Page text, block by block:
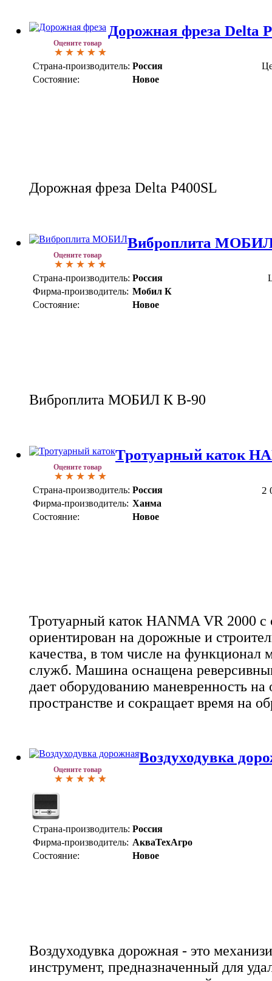
Оцените товар
Дорожная фреза Delta
Страна-производитель: Россия
Состояние:
Новое
Дорожная фреза Delta P400SL
Оцените товар
Виброплита
Страна-производитель: Россия
Фирма-производитель: Мобил К
Состояние:
Новое
Виброплита МОБИЛ К В-90
Оцените товар
Тротуарный каток
Страна-производитель: Россия
Фирма-производитель: Ханма
Состояние:
Новое
2
Тротуарный каток HANMA VR 2000 с
ориентирован на дорожные и
качества, в том числе на функционал
служб. Машина оснащена
дает оборудованию маневренность на
пространстве и сокращает время на
Оцените товар
Воздуходувка
Страна-производитель: Россия
Фирма-производитель: АкваТехАгро
Состояние:
Новое
Воздуходувка дорожная - это
инструмент, предназначенный для